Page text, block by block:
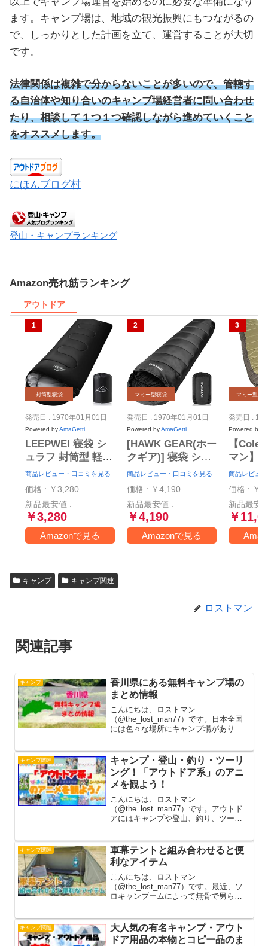
ます。キャンプ場は、地域の観光振興にもつながるの
で、しっかりとした計画を立て、運営することが大切
です。
法律関係は複雑で分からないことが多いので、管轄す
る自治体や知り合いのキャンプ場経営者に問い合わせ
たり、相談して１つ１つ確認しながら進めていくこと
をオススメします。
にほんブログ村
登山・キャンプランキング
Amazon売れ筋ランキング
アウトドア
封筒型寝袋
発売日 : 1970年01月01日
Powered byAmaGetti
LEEPWEI 寝袋 シ
ュラフ 封筒型 軽量
保温 耐寒 防水 コ
ンパクト アウトド
ア キャンプ 登山
車中泊 防災用 丸洗
い可能 快適温度 丸
洗い寝袋 春用 夏用
1000）
商品レビュー・口コミを見る
価格 : ￥3,280
新品最安値 :
￥3,280
Amazonで見る
マミー型寝袋
発売日 : 1970年01月01日
Powered byAmaGetti
[HAWK GEAR(ホー
クギア)] 寝袋 シュ
ラフ マミー型 キャ
ンプ アウトドア
-15度耐寒 簡易防水
オールシーズン (ブ
ラック)
商品レビュー・口コミを見る
価格 : ￥4,190
新品最安値 :
￥4,190
Amazonで見る
マミー型寝袋
発売日 :
Powered by
【
マン】
袋(マミ
度まで
商品レビュ
価格 : ￥
新品最安
￥
キャンプ キャンプ関連
ロストマン
関連記事
キャンプ
香川県にある無料キャンプ場の
まとめ情報
こんにちは、ロストマン
（@the_lost_man77）です。日本全国
には色々な場所にキャンプ場がありま
とてもありがたい存在です。今回は香
川県にある無料キャンプ場をまとめて...
キャンプ関連
キャンプ・登山・釣り・ツーリ
ング！「アウトドア系」のアニ
メを観よう！
こんにちは、ロストマン
（@the_lost_man77）です。アウトド
アにはキャンプや登山、釣り、ツーリ
るのもアウトドアの醍醐味ではありま
すが、「少しアウトドアに興味がある...
キャンプ関連
軍幕テントと組み合わせると便
利なアイテム
こんにちは、ロストマン
（@the_lost_man77）です。最近、ソ
ロキャンブームによって無骨で男らし
るようになりました。元々は軍隊の作
戦行動中に使われていたもので、素早...
キャンプ関連
大人気の有名キャンプ・アウト
ドア用品の本物とコピー品のま